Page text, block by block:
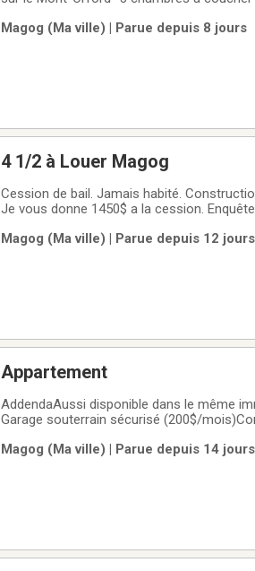
cuisine (céramique)- salon (bois
Magog (Ma ville) | Parue depuis 8 jours
4 1/2 à Louer Magog
Cession de bail. Jamais habité.
Je vous donne 1450$ a la cession.
Magog (Ma ville) | Parue depuis 12 jours
Appartement
AddendaAussi disponible dans le même
Garage souterrain sécurisé (200$/
à partir du 1er juin 2026.
Magog (Ma ville) | Parue depuis 14 jours